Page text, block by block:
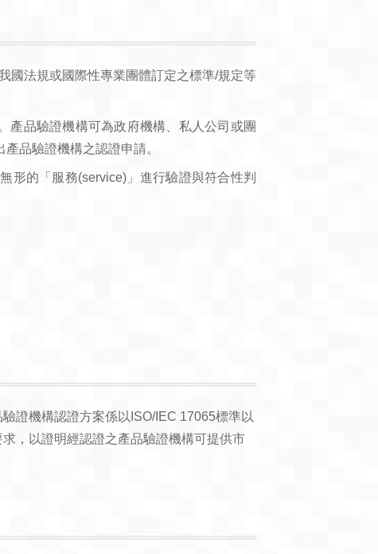
國法規或國際性專業團體訂定之標準/規定等
產品驗證機構可為政府機構、私人公司或團
品驗證機構之認證申請。
形的「服務(service)」進行驗證與符合性判
證機構認證方案係以ISO/IEC 17065標準以
，以證明經認證之產品驗證機構可提供市